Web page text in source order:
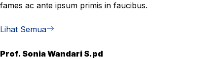
fames ac ante ipsum primis in faucibus.
Lihat Semua
Prof. Sonia Wandari S.pd